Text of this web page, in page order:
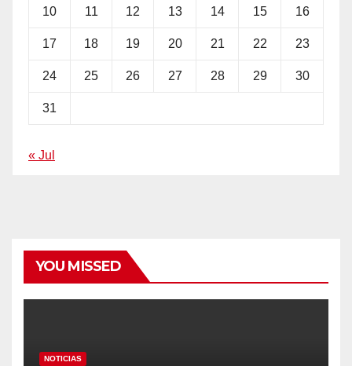
10 11 12 13 14 15 16
17 18 19 20 21 22 23
24 25 26 27 28 29 30
31
« Jul
YOU MISSED
NOTICIAS